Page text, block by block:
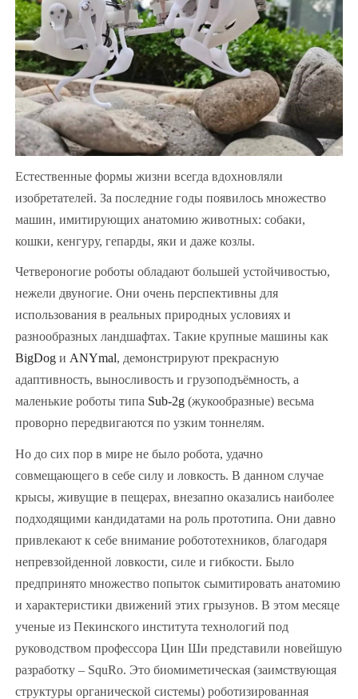
Естественные формы жизни всегда вдохновляли
изобретателей. За последние годы появилось множество
машин, имитирующих анатомию животных: собаки,
кошки, кенгуру, гепарды, яки и даже козлы.
Четвероногие роботы обладают большей устойчивостью,
нежели двуногие. Они очень перспективны для
использования в реальных природных условиях и
разнообразных ландшафтах. Такие крупные машины как
BigDog и ANYmal, демонстрируют прекрасную
адаптивность, выносливость и грузоподъёмность, а
маленькие роботы типа Sub-2g (жукообразные) весьма
проворно передвигаются по узким тоннелям.
Но до сих пор в мире не было робота, удачно
совмещающего в себе силу и ловкость. В данном случае
крысы, живущие в пещерах, внезапно оказались наиболее
подходящими кандидатами на роль прототипа. Они давно
привлекают к себе внимание робототехников, благодаря
непревзойденной ловкости, силе и гибкости. Было
предпринято множество попыток сымитировать анатомию
и характеристики движений этих грызунов. В этом месяце
ученые из Пекинского института технологий под
руководством профессора Цин Ши представили новейшую
разработку – SquRo. Это биомиметическая (заимствующая
структуры органической системы) роботизированная